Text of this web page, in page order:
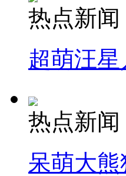
热点新闻
超萌汪
热点新闻
呆萌大